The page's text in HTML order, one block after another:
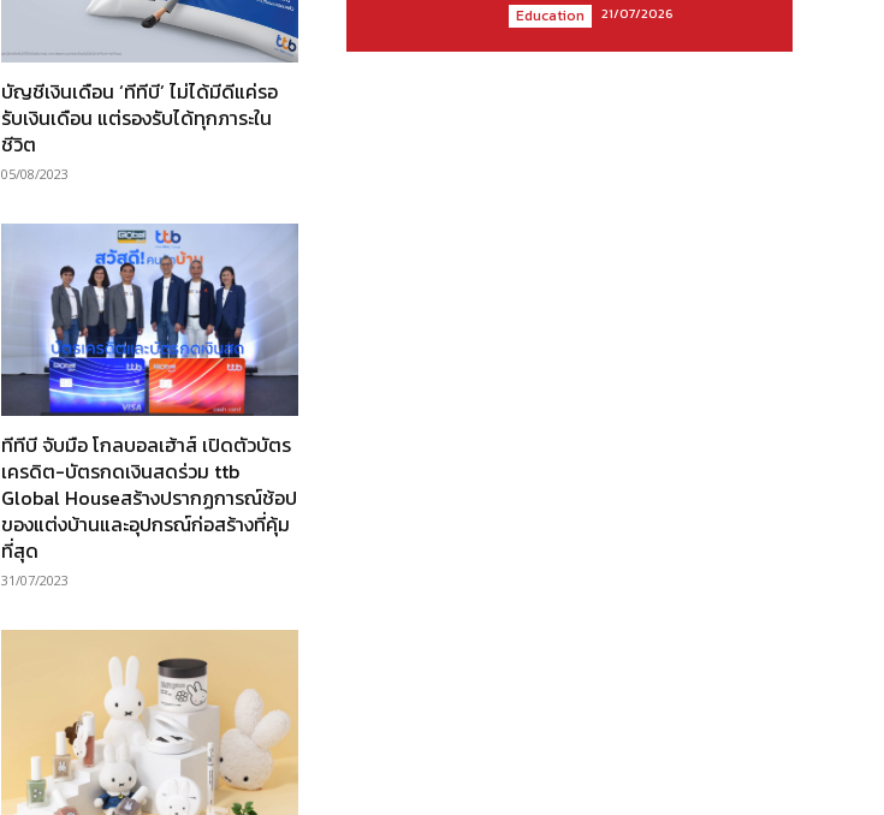
บัญชีเงินเดือน ‘ทีทีบี’ ไม่ได้มีดีแค่รอ
รับเงินเดือน แต่รองรับได้ทุกภาระใน
ชีวิต
05/08/2023
ทีทีบี จับมือ โกลบอลเฮ้าส์ เปิดตัวบัตร
เครดิต-บัตรกดเงินสดร่วม ttb
Global Houseสร้างปรากฏการณ์ช้อป
ของแต่งบ้านและอุปกรณ์ก่อสร้างที่คุ้ม
ที่สุด
31/07/2023
Education 21/07/2026